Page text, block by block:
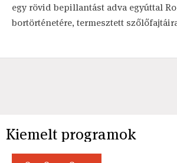
egy rövid bepillantást adva egyúttal
bortörténetére, termesztett
Kiemelt programok